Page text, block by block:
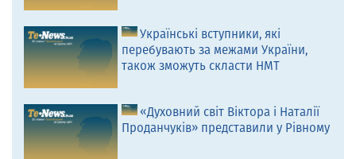
Українські вступники, які
перебувають за межами України,
також зможуть скласти НМТ
«Духовний світ Віктора і Наталії
Проданчуків» представили у Рівному